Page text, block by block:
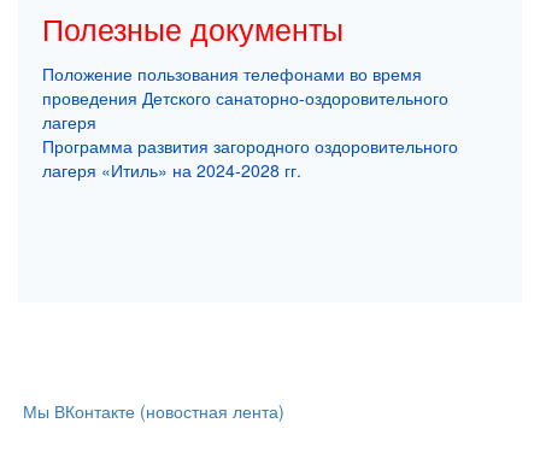
Полезные документы
Положение пользования телефонами во время
проведения Детского санаторно-оздоровительного
лагеря
Программа развития загородного оздоровительного
лагеря «Итиль» на 2024-2028 гг.
Мы ВКонтакте (новостная лента)